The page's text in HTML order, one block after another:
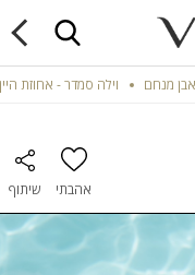
מנחם וילה סמדר - אחוזת היין
אהבתי שיתוף